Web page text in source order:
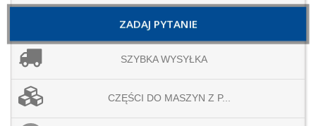
ZADAJ PYTANIE
SZYBKA WYSYŁKA
CZĘŚCI DO MASZYN Z P...